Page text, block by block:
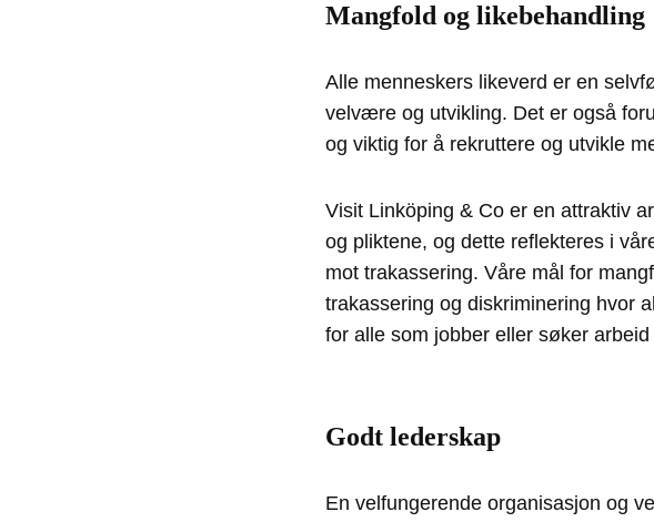
Mangfold og likebehandling
Alle menneskers likeverd er en
velvære og utvikling. Det er også
og viktig for å rekruttere og utvikle
Visit Linköping & Co er en attraktiv
og pliktene, og dette reflekteres i
mot trakassering. Våre mål for
trakassering og diskriminering hvor
for alle som jobber eller søker arbeid
Godt lederskap
En velfungerende organisasjon og